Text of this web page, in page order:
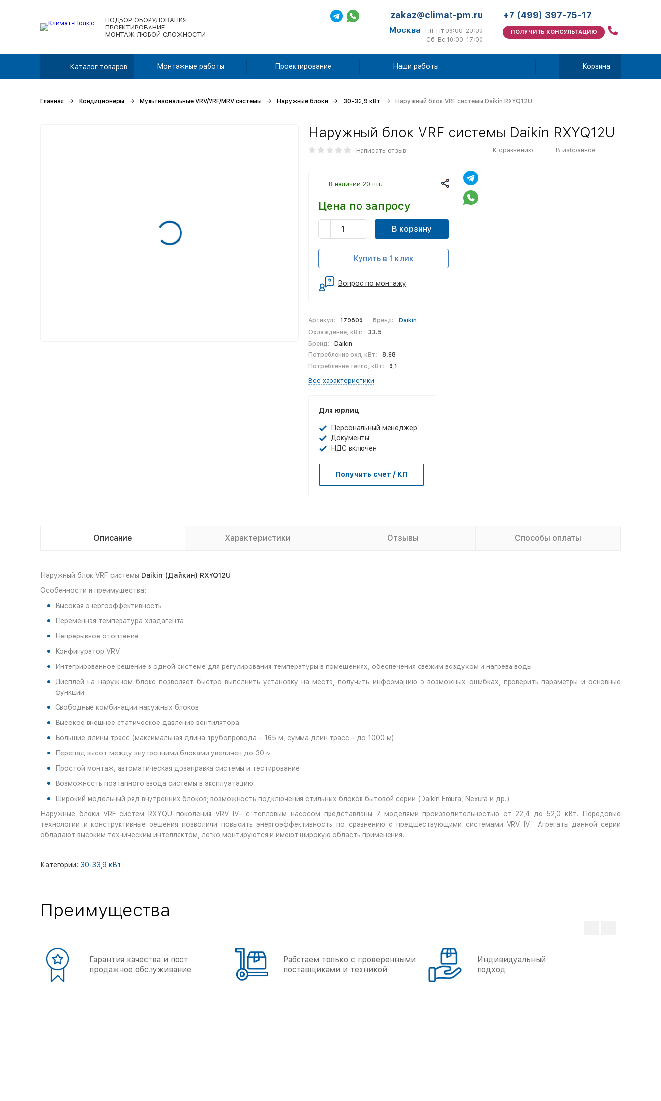
ПОДБОР ОБОРУДОВАНИЯ
ПРОЕКТИРОВАНИЕ
МОНТАЖ ЛЮБОЙ СЛОЖНОСТИ
zakaz@climat-pm.ru
Москва
Пн-Пт 08:00-20:00
Сб-Вс 10:00-17:00
+7 (499) 397-75-17
ПОЛУЧИТЬ КОНСУЛЬТАЦИЮ
Каталог товаров Монтажные работы Проектирование Наши работы Корзина
Главная Кондиционеры Мультизональные VRV/VRF/MRV системы Наружные блоки 30-33,9 кВт Наружный блок VRF системы Daikin RXYQ12U
Наружный блок VRF системы Daikin RXYQ12U
Написать отзыв К сравнению В избранное
Артикул: 179809 Бренд:
Daikin
Охлаждение, кВт:
33.5
Бренд:
Daikin
Потребление охл, кВт:
8,98
Потребление тепло, кВт:
9,1
Все характеристики
Для юрлиц
Персональный менеджер
Документы
НДС включен
Получить счет / КП
В наличии 20 шт.
Цена по запросу
В корзину
Купить в 1 клик
Вопрос по монтажу
Описание Характеристики Отзывы Способы оплаты
Наружный блок VRF системы Daikin (Дайкин) RXYQ12U
Особенности и преимущества:
Высокая энергоэффективность
Переменная температура хладагента
Непрерывное отопление
Конфигуратор VRV
Интегрированное решение в одной системе для регулирования температуры в помещениях, обеспечения свежим воздухом и нагрева воды
Дисплей на наружном блоке позволяет быстро выполнить установку на месте, получить информацию о возможных ошибках, проверить параметры и основные
функции
Свободные комбинации наружных блоков
Высокое внешнее статическое давление вентилятора
Большие длины трасс (максимальная длина трубопровода – 165 м, сумма длин трасс – до 1000 м)
Перепад высот между внутренними блоками увеличен до 30 м
Простой монтаж, автоматическая дозаправка системы и тестирование
Возможность поэтапного ввода системы в эксплуатацию
Широкий модельный ряд внутренних блоков; возможность подключения стильных блоков бытовой серии (Daikin Emura, Nexura и др.)
Наружные блоки VRF систем RXYQU поколения VRV IV+ с тепловым насосом представлены 7 моделями производительностью от 22,4 до 52,0 кВт. Передовые
технологии и конструктивные решения позволили повысить энергоэффективность по сравнению с предшествующими системами VRV IV Агрегаты данной серии
обладают высоким техническим интеллектом, легко монтируются и имеют широкую область применения.
Категории: 30-33,9 кВт
Преимущества
Гарантия качества и пост
продажное обслуживание
Работаем только с проверенными
поставщиками и техникой
Индивидуальный
подход